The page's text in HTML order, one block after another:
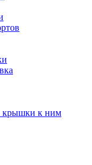
крышки к ним